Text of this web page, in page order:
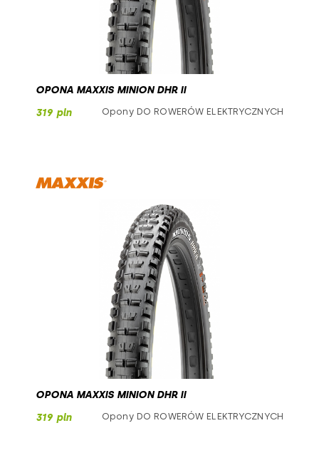
OPONA MAXXIS MINION DHR II
319 pln
Opony DO ROWERÓW ELEKTRYCZNYCH
OPONA MAXXIS MINION DHR II
319 pln
Opony DO ROWERÓW ELEKTRYCZNYCH